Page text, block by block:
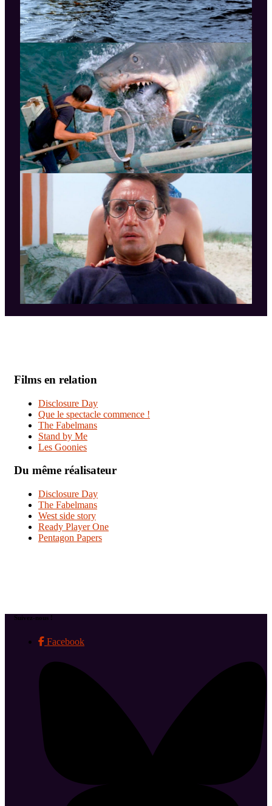
Films en relation
Disclosure Day
Que le spectacle commence !
The Fabelmans
Stand by Me
Les Goonies
Du même réalisateur
Disclosure Day
The Fabelmans
West side story
Ready Player One
Pentagon Papers
Suivez-nous !
Facebook